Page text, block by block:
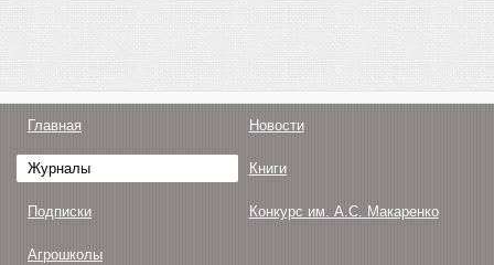
Главная Новости
Журналы Книги
Подписки Конкурс им. А.С. Макаренко
Агрошколы